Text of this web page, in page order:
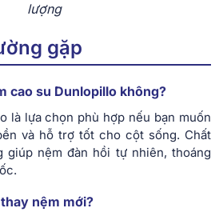
lượng
gặp
cao su Dunlopillo không?
là lựa chọn phù hợp nếu bạn muốn
và hỗ trợ tốt cho cột sống. Chất
giúp nệm đàn hồi tự nhiên, thoáng
nệm mới?